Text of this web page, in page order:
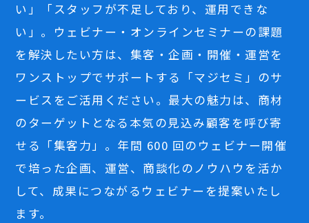
い」「スタッフが不足しており、運用できな
い」。ウェビナー・オンラインセミナーの課題
を解決したい方は、集客・企画・開催・運営を
ワンストップでサポートする「マジセミ」のサ
ービスをご活用ください。最大の魅力は、商材
のターゲットとなる本気の見込み顧客を呼び寄
せる「集客力」。年間 600 回のウェビナー開催
で培った企画、運営、商談化のノウハウを活か
して、成果につながるウェビナーを提案いたし
ます。